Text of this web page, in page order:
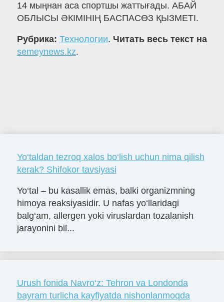
14 мыңнан аса спортшы жаттығады. АБАЙ
ОБЛЫСЫ ӘКІМІНІҢ БАСПАСӨЗ ҚЫЗМЕТІ.
Рубрика: Технологии. Читать весь текст на
semeynews.kz.
Yo‘taldan tezroq xalos bo‘lish uchun nima qilish
kerak? Shifokor tavsiyasi
Yo‘tal – bu kasallik emas, balki organizmning
himoya reaksiyasidir. U nafas yo‘llaridagi
balg‘am, allergen yoki viruslardan tozalanish
jarayonini bil...
Urush fonida Navro‘z: Tehron va Londonda
bayram turlicha kayfiyatda nishonlanmoqda